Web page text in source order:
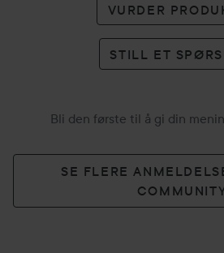
VURDER
STILL ET
Bli den første til å gi din
SE FLERE